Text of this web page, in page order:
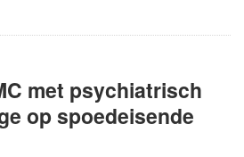
met psychiatrisch
op spoedeisende